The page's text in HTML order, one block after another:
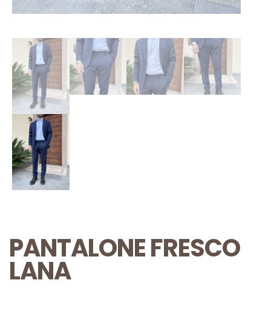
PANTALONE FRESCO
LANA